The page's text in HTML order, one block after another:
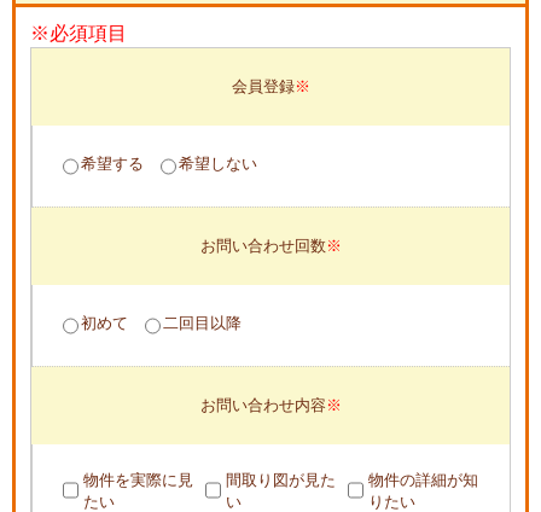
※必須項目
会員登録
希望する 希望しない
お問い合わせ回数
初めて 二回目以降
お問い合わせ内容
物件を実際に見
たい
間取り図が見た
い
物件の詳細が知
りたい